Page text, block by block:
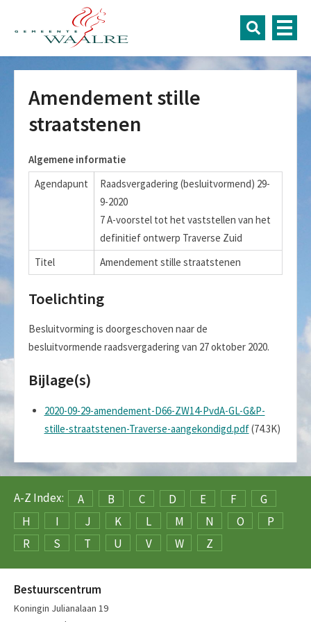
Amendement stille
straatstenen
Algemene informatie
Agendapunt
Raadsvergadering (besluitvormend) 29-
9-2020
7 A-voorstel tot het vaststellen van het
definitief ontwerp Traverse Zuid
Titel
Amendement stille straatstenen
Toelichting
Besluitvorming is doorgeschoven naar de
besluitvormende raadsvergadering van 27 oktober 2020.
Bijlage(s)
2020-09-29-amendement-D66-ZW14-PvdA-GL-G&P-
stille-straatstenen-Traverse-aangekondigd.pdf(74.3K)
A-Z Index: A B C D E F
G
H
I J K L M N O
P
R
S T U V W Z
Bestuurscentrum
Koningin Julianalaan 19